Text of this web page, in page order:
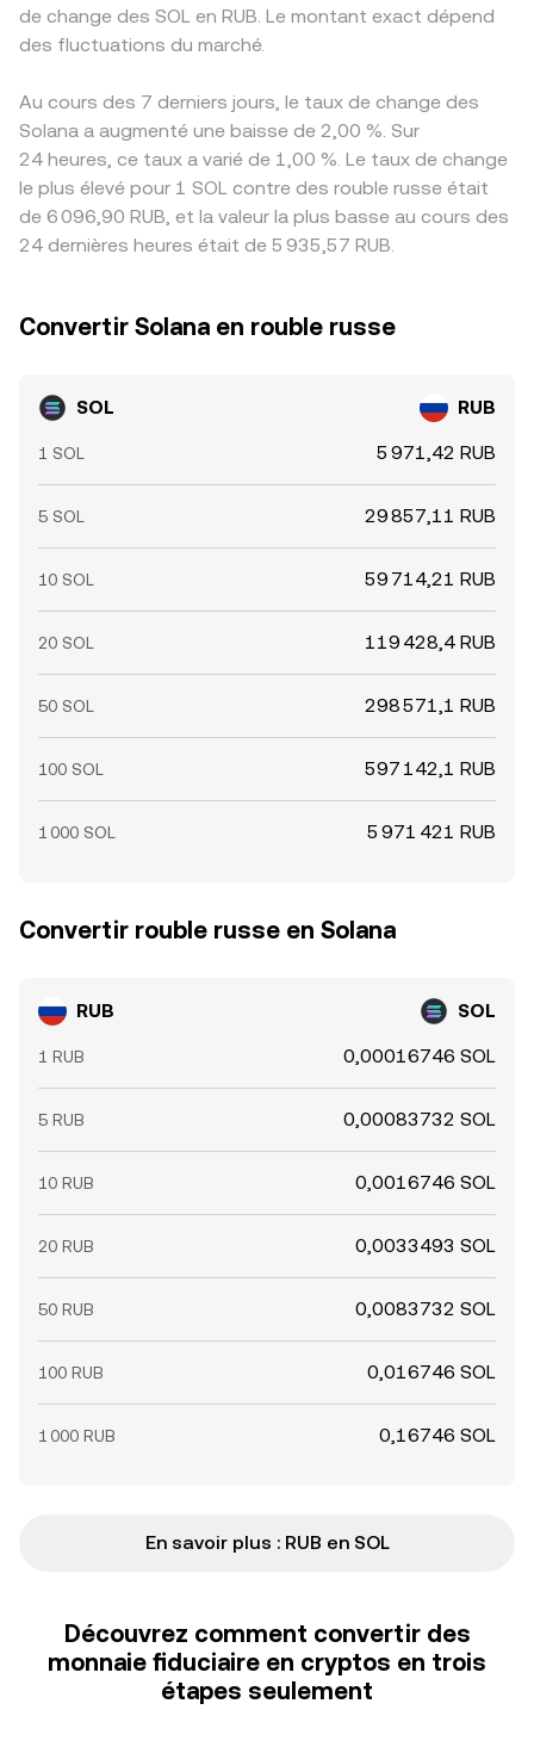
de change des SOL en RUB. Le montant exact dépend
des fluctuations du marché.
Au cours des 7 derniers jours, le taux de change des
Solana a augmenté une baisse de 2,00 %. Sur
24 heures, ce taux a varié de 1,00 %. Le taux de change
le plus élevé pour 1 SOL contre des rouble russe était
de 6 096,90 RUB, et la valeur la plus basse au cours des
24 dernières heures était de 5 935,57 RUB.
Convertir Solana en rouble russe
SOL RUB
1 SOL 5 971,42 RUB
5 SOL 29 857,11 RUB
10 SOL 59 714,21 RUB
20 SOL 119 428,4 RUB
50 SOL 298 571,1 RUB
100 SOL 597 142,1 RUB
1 000 SOL 5 971 421 RUB
Convertir rouble russe en Solana
RUB SOL
1 RUB 0,00016746 SOL
5 RUB 0,00083732 SOL
10 RUB 0,0016746 SOL
20 RUB 0,0033493 SOL
50 RUB 0,0083732 SOL
100 RUB 0,016746 SOL
1 000 RUB 0,16746 SOL
En savoir plus : RUB en SOL
Découvrez comment convertir des
monnaie fiduciaire en cryptos en trois
étapes seulement